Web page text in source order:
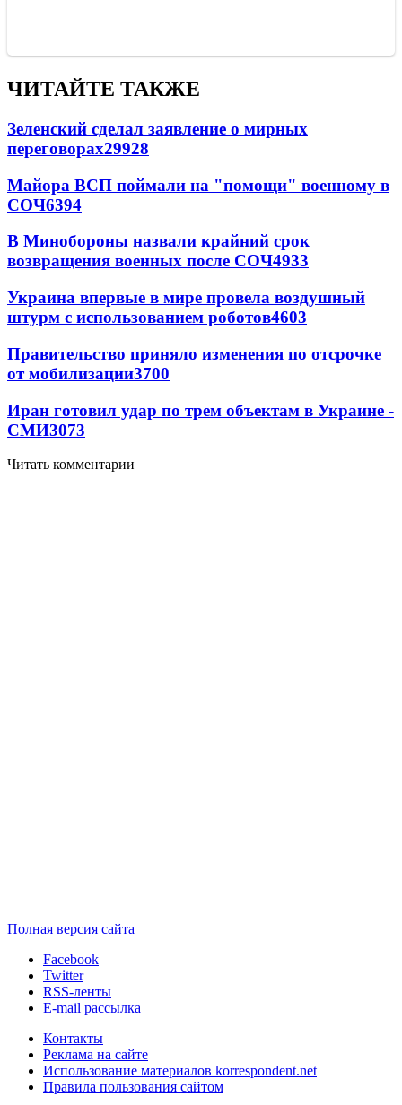
ЧИТАЙТЕ ТАКЖЕ
Зеленский сделал заявление о мирных
переговорах29928
Майора ВСП поймали на "помощи" военному в
СОЧ6394
В Минобороны назвали крайний срок
возвращения военных после СОЧ4933
Украина впервые в мире провела воздушный
штурм с использованием роботов4603
Правительство приняло изменения по отсрочке
от мобилизации3700
Иран готовил удар по трем объектам в Украине -
СМИ3073
Читать комментарии
Полная версия сайта
Facebook
Twitter
RSS-ленты
E-mail рассылка
Контакты
Реклама на сайте
Использование материалов korrespondent.net
Правила пользования сайтом